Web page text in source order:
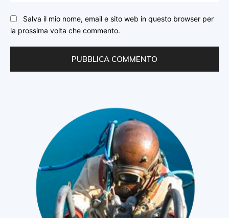
Salva il mio nome, email e sito web in questo browser per
la prossima volta che commento.